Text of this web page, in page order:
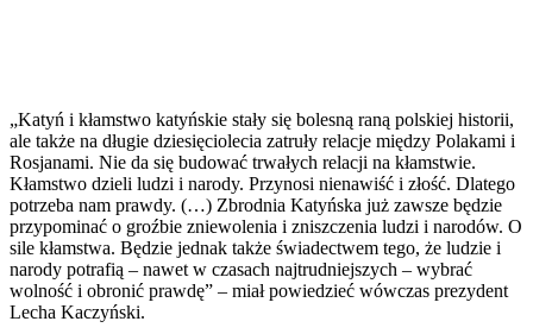
„Katyń i kłamstwo katyńskie stały się bolesną raną polskiej historii,
ale także na długie dziesięciolecia zatruły relacje między Polakami i
Rosjanami. Nie da się budować trwałych relacji na kłamstwie.
Kłamstwo dzieli ludzi i narody. Przynosi nienawiść i złość. Dlatego
potrzeba nam prawdy. (…) Zbrodnia Katyńska już zawsze będzie
przypominać o groźbie zniewolenia i zniszczenia ludzi i narodów. O
sile kłamstwa. Będzie jednak także świadectwem tego, że ludzie i
narody potrafią – nawet w czasach najtrudniejszych – wybrać
wolność i obronić prawdę” – miał powiedzieć wówczas prezydent
Lecha Kaczyński.